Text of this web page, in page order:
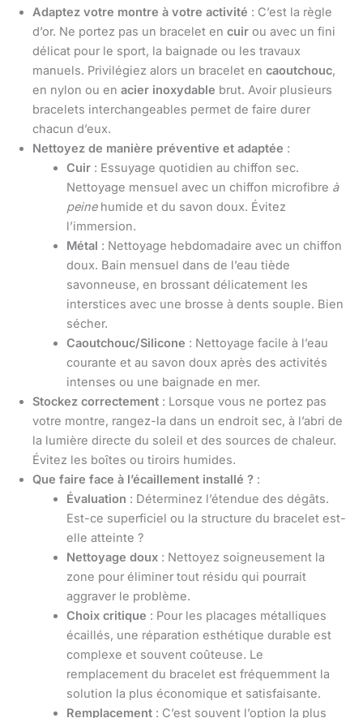
Adaptez votre montre à votre activité : C’est la règle
d’or. Ne portez pas un bracelet en cuir ou avec un fini
délicat pour le sport, la baignade ou les travaux
manuels. Privilégiez alors un bracelet en caoutchouc,
en nylon ou en acier inoxydable brut. Avoir plusieurs
bracelets interchangeables permet de faire durer
chacun d’eux.
Nettoyez de manière préventive et adaptée :
Cuir: Essuyage quotidien au chiffon sec.
Nettoyage mensuel avec un chiffon microfibre à
peinehumide et du savon doux. Évitez
l’immersion.
Métal : Nettoyage hebdomadaire avec un chiffon
doux. Bain mensuel dans de l’eau tiède
savonneuse, en brossant délicatement les
interstices avec une brosse à dents souple. Bien
sécher.
Caoutchouc/Silicone : Nettoyage facile à l’eau
courante et au savon doux après des activités
intenses ou une baignade en mer.
Stockez correctement : Lorsque vous ne portez pas
votre montre, rangez-la dans un endroit sec, à l’abri de
la lumière directe du soleil et des sources de chaleur.
Évitez les boîtes ou tiroirs humides.
Que faire face à l’écaillement installé ? :
Évaluation : Déterminez l’étendue des dégâts.
Est-ce superficiel ou la structure du bracelet est-
elle atteinte ?
Nettoyage doux: Nettoyez soigneusement la
zone pour éliminer tout résidu qui pourrait
aggraver le problème.
Choix critique : Pour les placages métalliques
écaillés, une réparation esthétique durable est
complexe et souvent coûteuse. Le
remplacement du bracelet est fréquemment la
solution la plus économique et satisfaisante.
Remplacement: C’est souvent l’option la plus